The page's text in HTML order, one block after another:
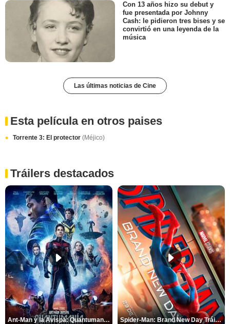
Con 13 años hizo su debut y
fue presentada por Johnny
Cash: le pidieron tres bises y se
convirtió en una leyenda de la
música
Las últimas noticias de Cine
Esta película en otros paises
Torrente 3: El protector (Méjico)
Tráilers destacados
Ant-Man y la Avispa: Quantumanía Tráiler (2) Spider-Man: Brand New Day Tráiler (3)